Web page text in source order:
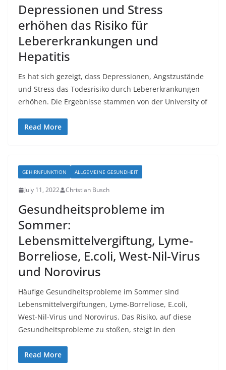
Depressionen und Stress
erhöhen das Risiko für
Lebererkrankungen und
Hepatitis
Es hat sich gezeigt, dass Depressionen, Angstzustände
und Stress das Todesrisiko durch Lebererkrankungen
erhöhen. Die Ergebnisse stammen von der University of
Read More
GEHIRNFUNKTION ALLGEMEINE GESUNDHEIT
July 11, 2022 Christian Busch
Gesundheitsprobleme im
Sommer:
Lebensmittelvergiftung, Lyme-
Borreliose, E.coli, West-Nil-Virus
und Norovirus
Häufige Gesundheitsprobleme im Sommer sind
Lebensmittelvergiftungen, Lyme-Borreliose, E.coli,
West-Nil-Virus und Norovirus. Das Risiko, auf diese
Gesundheitsprobleme zu stoßen, steigt in den
Read More